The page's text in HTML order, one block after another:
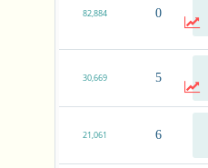
0
82,884
5
30,669
6
21,061